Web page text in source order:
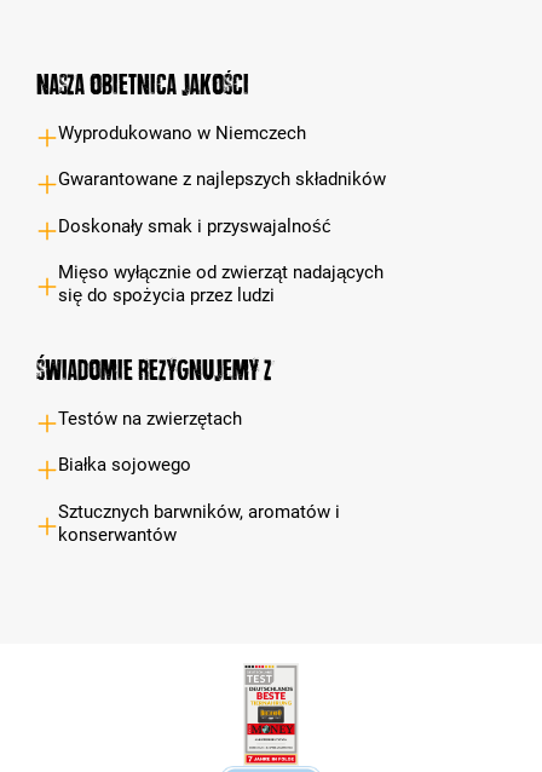
Nasza obietnica jakości
Wyprodukowano w Niemczech
Gwarantowane z najlepszych składników
Doskonały smak i przyswajalność
Mięso wyłącznie od zwierząt nadających
się do spożycia przez ludzi
Świadomie rezygnujemy z
Testów na zwierzętach
Białka sojowego
Sztucznych barwników, aromatów i
konserwantów